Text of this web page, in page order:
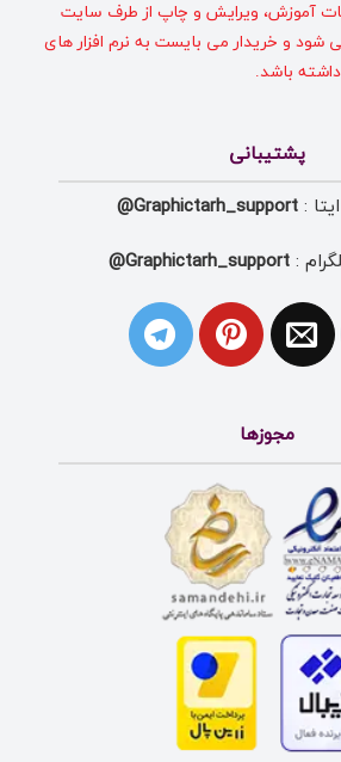
آموزش، ویرایش و چاپ از طرف سایت
شود و خریدار می بایست به نرم افزار های
باشد.
پشتیبانی
:
Graphictarh_support@
:
Graphictarh_support@
مجوزها